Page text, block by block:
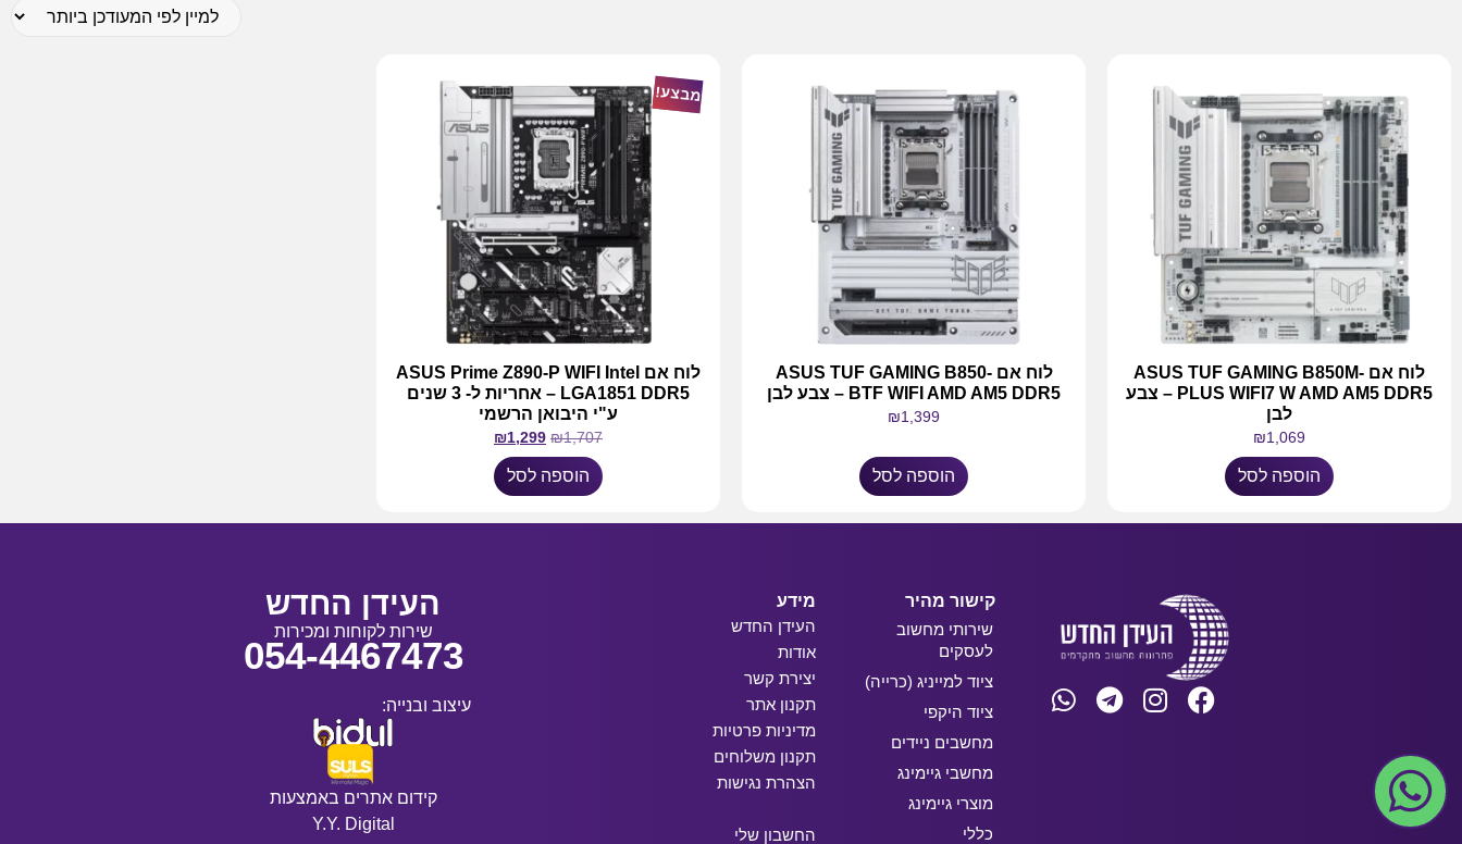
לוח אם ASUS TUF GAMING B850M-
PLUS WIFI7 W AMD AM5 DDR5 – צבע
לבן
₪1,069
הוספה לסל
לוח אם ASUS TUF GAMING B850-
BTF WIFI AMD AM5 DDR5 – צבע לבן
₪1,399
הוספה לסל
מבצע!
לוח אם ASUS Prime Z890-P WIFI Intel
LGA1851 DDR5 – אחריות ל- 3 שנים
ע"י היבואן הרשמי
₪1,707
₪1,299
הוספה לסל
קישור מהיר
שירותי מחשוב
לעסקים
ציוד למייניג (כרייה)
ציוד היקפי
מחשבים ניידים
מחשבי גיימינג
מוצרי גיימינג
כללי
מידע
העידן החדש
אודות
יצירת קשר
תקנון אתר
מדיניות פרטיות
תקנון משלוחים
הצהרת נגישות
החשבון שלי
העידן החדש
שירות לקוחות ומכירות
054-4467473
עיצוב ובנייה:
קידום אתרים באמצעות
Y.Y. Digital